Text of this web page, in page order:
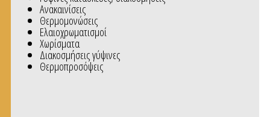
Ανακαινίσεις
Θερμομονώσεις
Ελαιοχρωματισμοί
Χωρίσματα
Διακοσμήσεις γύψινες
Θερμοπροσόψεις